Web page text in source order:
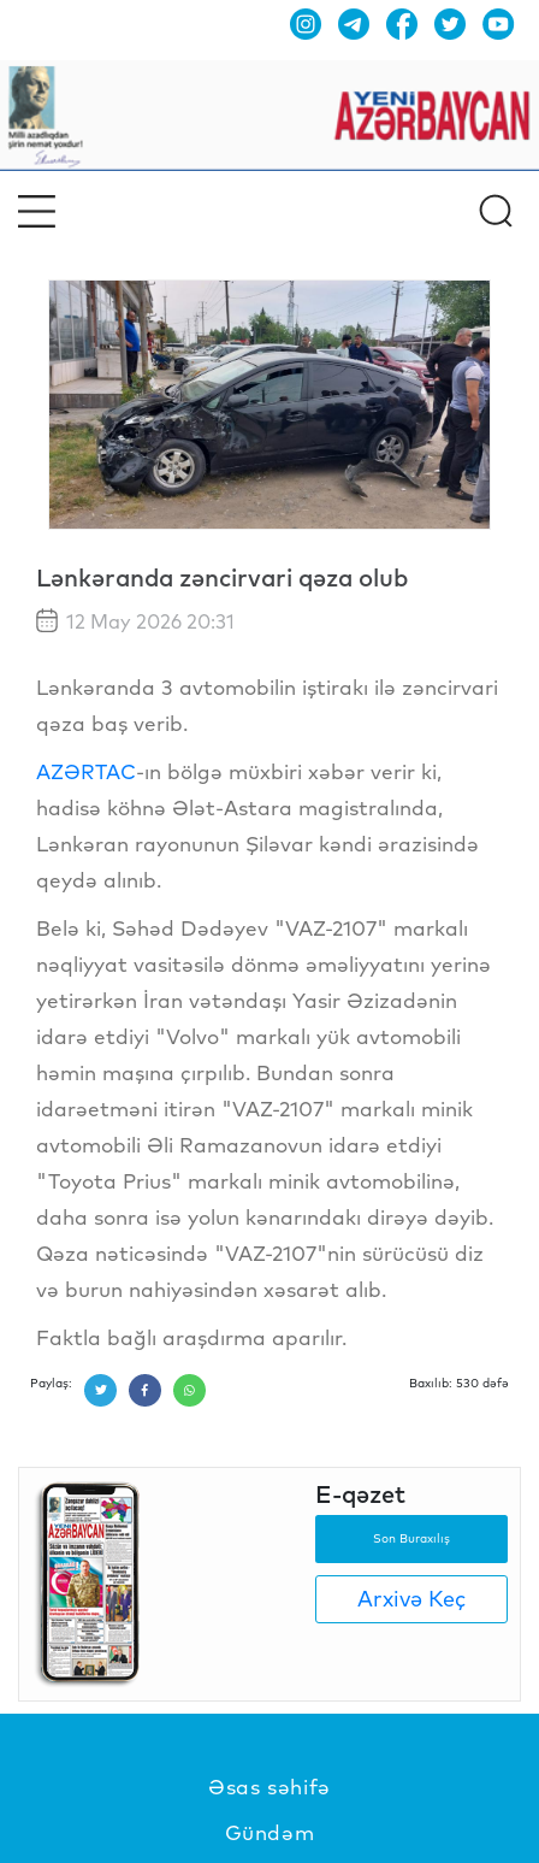
Lənkəranda zəncirvari qəza olub
12 May 2026 20:31
Lənkəranda 3 avtomobilin iştirakı ilə zəncirvari
qəza baş verib.
AZƏRTAC-ın bölgə müxbiri xəbər verir ki,
hadisə köhnə Ələt-Astara magistralında,
Lənkəran rayonunun Şiləvar kəndi ərazisində
qeydə alınıb.
Belə ki, Səhəd Dədəyev "VAZ-2107" markalı
nəqliyyat vasitəsilə dönmə əməliyyatını yerinə
yetirərkən İran vətəndaşı Yasir Əzizadənin
idarə etdiyi "Volvo" markalı yük avtomobili
həmin maşına çırpılıb. Bundan sonra
idarəetməni itirən "VAZ-2107" markalı minik
avtomobili Əli Ramazanovun idarə etdiyi
"Toyota Prius" markalı minik avtomobilinə,
daha sonra isə yolun kənarındakı dirəyə dəyib.
Qəza nəticəsində "VAZ-2107"nin sürücüsü diz
və burun nahiyəsindən xəsarət alıb.
Faktla bağlı araşdırma aparılır.
Paylaş: Baxılıb: 530 dəfə
E-qəzet
Son Buraxılış
Arxivə Keç
Əsas səhifə
Gündəm